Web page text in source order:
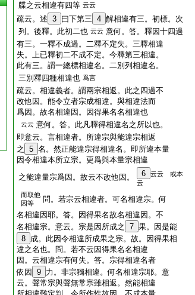
牒之云相違有四等 云云
疏云。述 3 曰下第三 4 解相違有三。初標。次
列。後釋。此初二也 云云 意何。答。釋因十四過
有三。一釋不成過。二釋不定失。三釋相違
失。上已釋初二不成不定。今釋第三相違。
此有三。謂一總標相違名。二別列相違名。
三別釋四種相違也 爲言
疏云。相違義者。謂兩宗相返。此之四過不
改他因。能令立者宗成相違。與相違法而
爲因。故名相違因。因得果名名相違也
云云 意何。答。此凡釋得相違名之所以也。
即意云。言相違者。所違宗與能違宗相返
之
5 名。然正能違宗得相違名。即所違本量
因令相違本所立宗。更爲與本量宗相違
之能違量宗爲因。故云不改他因。
6
云云 或本
云
而取他
因等
問。若宗云相違者。可名相違宗。何
名相違因耶。答。因得果名故名相違因。不
名相違宗。意云。宗是因所成之
7 果。因是能
8 成。此因令相違所成果之宗。故。因得果相
違之名也。問。若不云因得果名名相違
因。云相違宗有何失。答。宗得相違名者
依因
9 力。非宗獨相違。何名相違宗耶。意
云。聲常宗與聲無常宗雖相返。然能相違